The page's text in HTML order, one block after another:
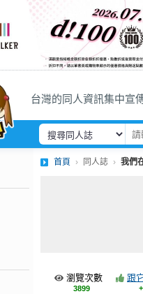
台灣的同人資訊集中宣
首頁 同人誌 我們
瀏覽次數
3899
跟